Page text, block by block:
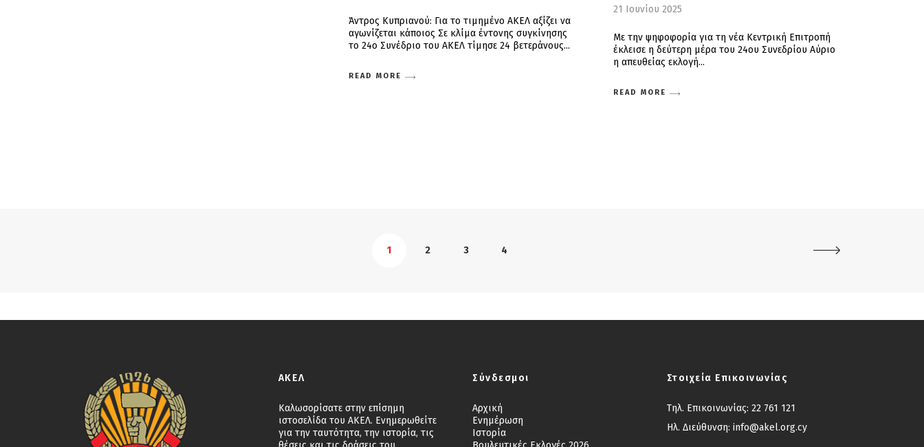
Άντρος Κυπριανού: Για το τιμημένο ΑΚΕΛ αξίζει να
αγωνίζεται κάποιος Σε κλίμα έντονης συγκίνησης
το 24ο Συνέδριο του ΑΚΕΛ τίμησε 24 βετεράνους
READ MORE
21 Ιουνίου 2025
Με την ψηφοφορία για τη νέα Κεντρική Επιτροπή
έκλεισε η δεύτερη μέρα του 24ου Συνεδρίου Αύριο
η απευθείας εκλογή
READ MORE
1 2 3 4
ΑΚΕΛ
Καλωσορίσατε στην επίσημη
ιστοσελίδα του ΑΚΕΛ. Ενημερωθείτε
για την ταυτότητα, την ιστορία, τις
Σύνδεσμοι
Αρχική
Ενημέρωση
Ιστορία
Στοιχεία Επικοινωνίας
Τηλ. Επικοινωνίας: 22 761 121
Ηλ. Διεύθυνση: info@akel.org.cy